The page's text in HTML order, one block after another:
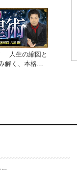
人生の縮図と
解く、本格西